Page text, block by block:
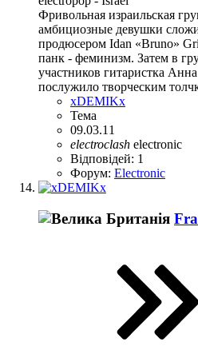
Фривольная израильская
амбициозные дeвушки
продюсером Idan «Bruno»
панк - феминизм. Затем в
участников гитаристка
послужило творческим
xDEMIKx
Тема
09.03.11
electroclash electronic
Відповідей: 1
Форум: Electronic